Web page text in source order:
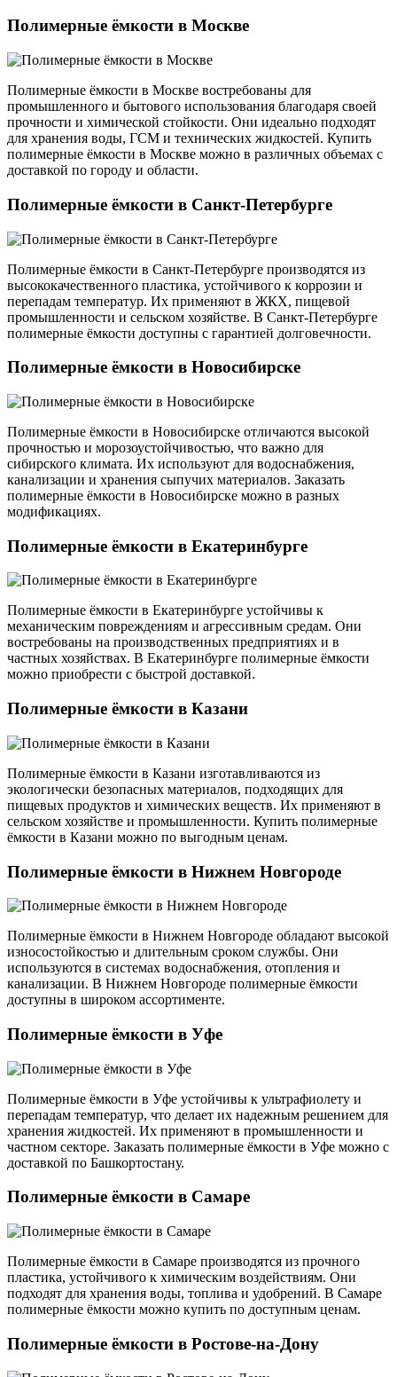
Полимерные ёмкости в Москве
Полимерные ёмкости в Москве востребованы для
промышленного и бытового использования благодаря своей
прочности и химической стойкости. Они идеально подходят
для хранения воды, ГСМ и технических жидкостей. Купить
полимерные ёмкости в Москве можно в различных объемах с
доставкой по городу и области.
Полимерные ёмкости в Санкт-Петербурге
Полимерные ёмкости в Санкт-Петербурге производятся из
высококачественного пластика, устойчивого к коррозии и
перепадам температур. Их применяют в ЖКХ, пищевой
промышленности и сельском хозяйстве. В Санкт-Петербурге
полимерные ёмкости доступны с гарантией долговечности.
Полимерные ёмкости в Новосибирске
Полимерные ёмкости в Новосибирске отличаются высокой
прочностью и морозоустойчивостью, что важно для
сибирского климата. Их используют для водоснабжения,
канализации и хранения сыпучих материалов. Заказать
полимерные ёмкости в Новосибирске можно в разных
модификациях.
Полимерные ёмкости в Екатеринбурге
Полимерные ёмкости в Екатеринбурге устойчивы к
механическим повреждениям и агрессивным средам. Они
востребованы на производственных предприятиях и в
частных хозяйствах. В Екатеринбурге полимерные ёмкости
можно приобрести с быстрой доставкой.
Полимерные ёмкости в Казани
Полимерные ёмкости в Казани изготавливаются из
экологически безопасных материалов, подходящих для
пищевых продуктов и химических веществ. Их применяют в
сельском хозяйстве и промышленности. Купить полимерные
ёмкости в Казани можно по выгодным ценам.
Полимерные ёмкости в Нижнем Новгороде
Полимерные ёмкости в Нижнем Новгороде обладают высокой
износостойкостью и длительным сроком службы. Они
используются в системах водоснабжения, отопления и
канализации. В Нижнем Новгороде полимерные ёмкости
доступны в широком ассортименте.
Полимерные ёмкости в Уфе
Полимерные ёмкости в Уфе устойчивы к ультрафиолету и
перепадам температур, что делает их надежным решением для
хранения жидкостей. Их применяют в промышленности и
частном секторе. Заказать полимерные ёмкости в Уфе можно с
доставкой по Башкортостану.
Полимерные ёмкости в Самаре
Полимерные ёмкости в Самаре производятся из прочного
пластика, устойчивого к химическим воздействиям. Они
подходят для хранения воды, топлива и удобрений. В Самаре
полимерные ёмкости можно купить по доступным ценам.
Полимерные ёмкости в Ростове-на-Дону